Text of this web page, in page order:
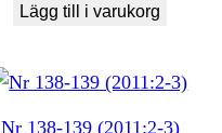
Lägg till i varukorg
Nr 138-139 (2011:2-3)